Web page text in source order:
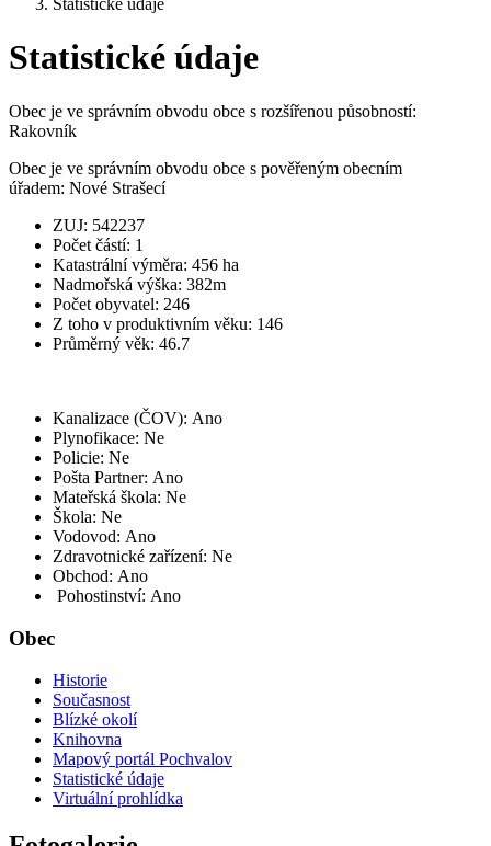
Statistické údaje
Statistické údaje
Obec je ve správním obvodu obce s rozšířenou působností:
Rakovník
Obec je ve správním obvodu obce s pověřeným obecním
úřadem: Nové Strašecí
ZUJ: 542237
Počet částí: 1
Katastrální výměra: 456 ha
Nadmořská výška: 382m
Počet obyvatel: 246
Z toho v produktivním věku: 146
Průměrný věk: 46.7
Kanalizace (ČOV): Ano
Plynofikace: Ne
Policie: Ne
Pošta Partner: Ano
Mateřská škola: Ne
Škola: Ne
Vodovod: Ano
Zdravotnické zařízení: Ne
Obchod: Ano
Pohostinství: Ano
Obec
Historie
Současnost
Blízké okolí
Knihovna
Mapový portál Pochvalov
Statistické údaje
Virtuální prohlídka